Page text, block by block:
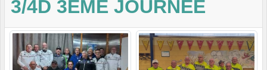
3/4D 3EME JOURNEE